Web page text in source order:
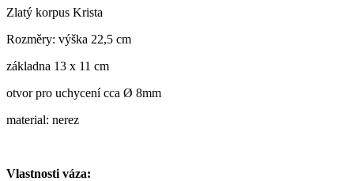
Zlatý korpus Krista
Rozměry: výška 22,5 cm
základna 13 x 11 cm
otvor pro uchycení cca Ø 8mm
material: nerez
Vlastnosti váza: